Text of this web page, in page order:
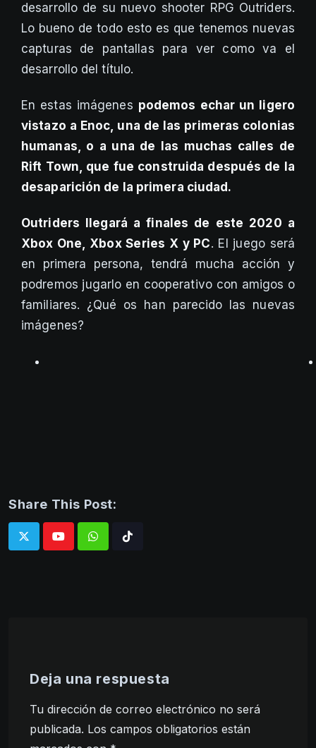
desarrollo de su nuevo shooter RPG Outriders.
Lo bueno de todo esto es que tenemos nuevas
capturas de pantallas para ver como va el
desarrollo del título.
En estas imágenes podemos echar un ligero
vistazo a Enoc, una de las primeras colonias
humanas, o a una de las muchas calles de
Rift Town, que fue construida después de la
desaparición de la primera ciudad.
Outriders llegará a finales de este 2020 a
Xbox One, Xbox Series X y PC. El juego será
en primera persona, tendrá mucha acción y
podremos jugarlo en cooperativo con amigos o
familiares. ¿Qué os han parecido las nuevas
imágenes?
Share This Post:
WhatsappTiktok
Deja una respuesta
Tu dirección de correo electrónico no será
publicada. Los campos obligatorios están